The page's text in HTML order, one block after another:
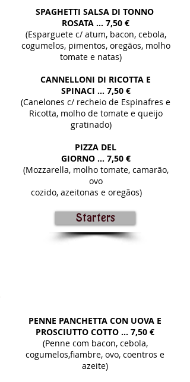
SPAGHETTI SALSA DI TONNO
ROSATA ... 7,50 €
(Esparguete c/ atum, bacon, cebola,
cogumelos, pimentos, oregãos, molho
tomate e natas)
CANNELLONI DI RICOTTA E
SPINACI ... 7,50 €
(Canelones c/ recheio de Espinafres e
Ricotta, molho de tomate e queijo
gratinado)
PIZZA DEL
GIORNO ... 7,50 €
(Mozzarella, molho tomate, camarão,
ovo
cozido, azeitonas e oregãos)
Starters
PENNE PANCHETTA CON UOVA E
PROSCIUTTO COTTO ... 7,50 €
(Penne com bacon, cebola,
cogumelos,fiambre, ovo, coentros e
azeite)